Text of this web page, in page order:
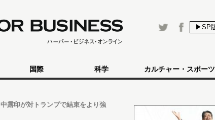
▶SP
国際 科学 カルチャー・スポーツ
露印が対トランプで結束をより強